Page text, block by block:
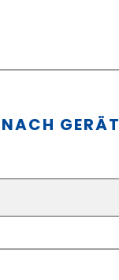
GERÄT